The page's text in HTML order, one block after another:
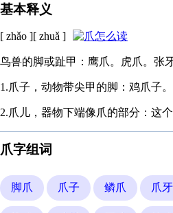
基本释义
[ zhǎo ][ zhuǎ ]
鸟兽的脚或趾甲：鹰爪。虎爪。张
1.爪子，动物带尖甲的脚：鸡爪子。
2.爪儿，器物下端像爪的部分：这个
爪字组词
脚爪 爪子 鳞爪 爪牙